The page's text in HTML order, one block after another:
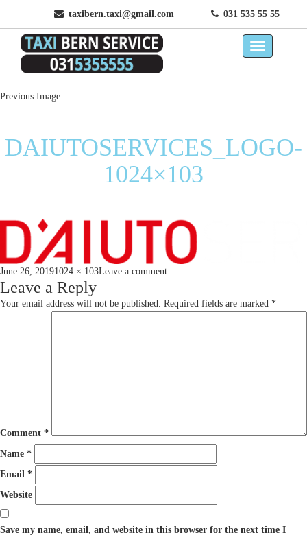
taxibern.taxi@gmail.com 031 535 55 55
Previous Image
DAIUTOSERVICES_LOGO-
1024×103
Posted
on
June 26, 2019Full
size
1024 × 103Leave a commenton
Leave a Reply
Your email address will not be published. Required fields are marked *
Comment *
Name *
Email *
Website
Save my name, email, and website in this browser for the next time I